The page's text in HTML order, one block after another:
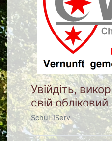
Увійти до
Увійдіть,
свій
Schul-IServ